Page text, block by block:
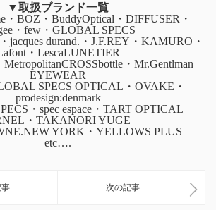
▼取扱ブランド一覧
・BOZ・BuddyOptical・DIFFUSER・
・few・GLOBAL SPECS
jacques durand.・J.F.REY・KAMURO・
・LescaLUNETIER
・Mr.Gentlman
EYEWEAR
SPECS OPTICAL・OVAKE・
prodesign:denmark
・spec espace・TART OPTICAL
・TAKANORI YUGE
YORK・YELLOWS PLUS
etc….
次の記事